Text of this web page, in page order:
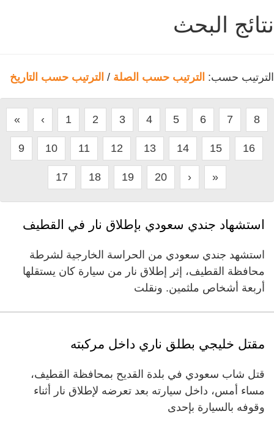
نتائج البحث
الترتيب حسب: الترتيب حسب الصلة / الترتيب حسب التاريخ
« ‹ 1 2 3 4 5 6 7 8
9 10 11 12 13 14 15 16
17 18 19 20 › »
استشهاد جندي سعودي بإطلاق نار في القطيف
استشهد جندي سعودي من الحراسة الخارجية لشرطة
محافظة القطيف، إثر إطلاق نار من سيارة كان يستقلها
أربعة أشخاص ملثمين. ونقلت
مقتل خليجي بطلق ناري داخل مركبته
قتل شاب سعودي في بلدة القديح بمحافظة القطيف،
مساء أمس، داخل سيارته بعد تعرضه لإطلاق نار أثناء
وقوفه بالسيارة بإحدى